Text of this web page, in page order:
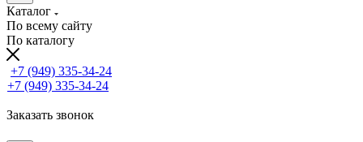
Каталог
По всему сайту
По каталогу
+7 (949) 335-34-24
+7 (949) 335-34-24
Заказать звонок